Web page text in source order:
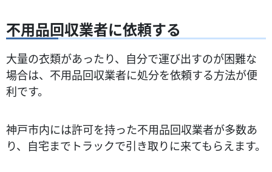
不用品回収業者に依頼する
大量の衣類があったり、自分で運び出すのが困難な
場合は、不用品回収業者に処分を依頼する方法が便
利です。
神戸市内には許可を持った不用品回収業者が多数あ
り、自宅までトラックで引き取りに来てもらえます。